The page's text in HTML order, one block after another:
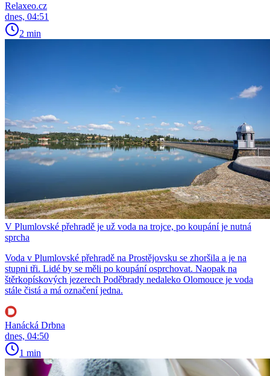
Relaxeo.cz
dnes, 04:51
2 min
V Plumlovské přehradě je už voda na trojce, po koupání je nutná
sprcha
Voda v Plumlovské přehradě na Prostějovsku se zhoršila a je na
stupni tři. Lidé by se měli po koupání osprchovat. Naopak na
štěrkopískových jezerech Poděbrady nedaleko Olomouce je voda
stále čistá a má označení jedna.
Hanácká Drbna
dnes, 04:50
1 min